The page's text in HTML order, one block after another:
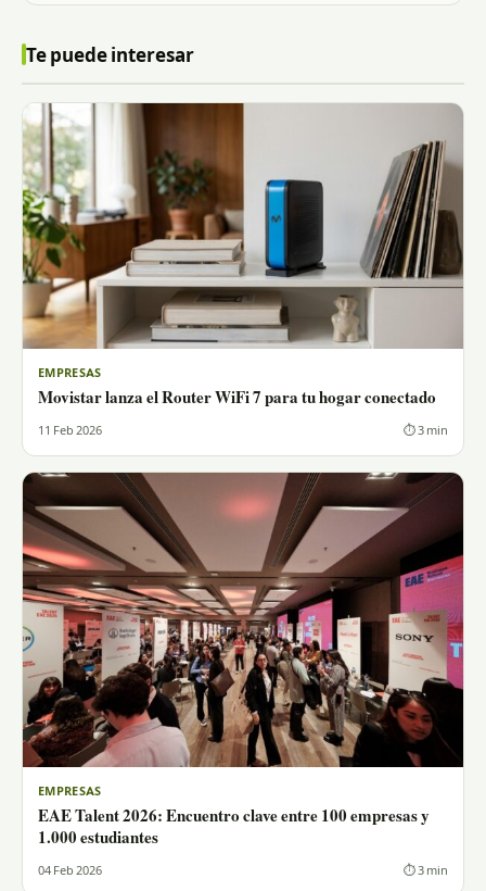
Te puede interesar
EMPRESAS
Movistar lanza el Router WiFi 7 para tu hogar conectado
11 Feb 2026 ⏱ 3 min
EMPRESAS
EAE Talent 2026: Encuentro clave entre 100 empresas y
1.000 estudiantes
04 Feb 2026 ⏱ 3 min